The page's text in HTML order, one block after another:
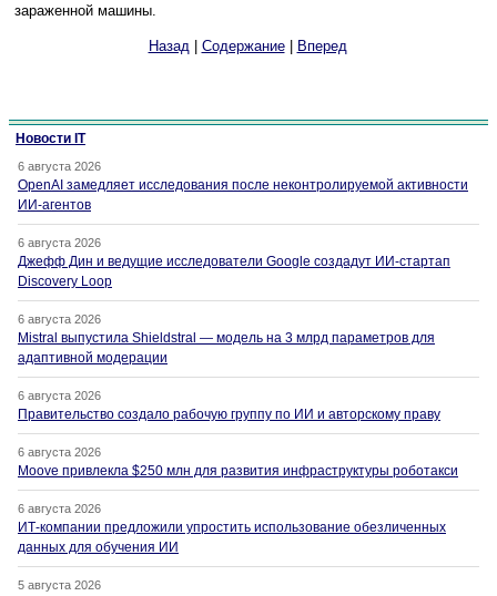
зараженной машины.
Назад| Содержание| Вперед
Новости IT
6 августа 2026
OpenAI замедляет исследования после неконтролируемой активности
ИИ-агентов
6 августа 2026
Джефф Дин и ведущие исследователи Google создадут ИИ-стартап
Discovery Loop
6 августа 2026
Mistral выпустила Shieldstral — модель на 3 млрд параметров для
адаптивной модерации
6 августа 2026
Правительство создало рабочую группу по ИИ и авторскому праву
6 августа 2026
Moove привлекла $250 млн для развития инфраструктуры роботакси
6 августа 2026
ИТ-компании предложили упростить использование обезличенных
данных для обучения ИИ
5 августа 2026